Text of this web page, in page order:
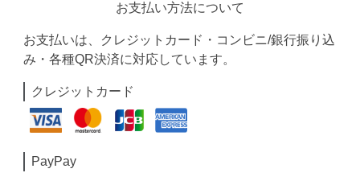
お支払い方法について
お支払いは、クレジットカード・コンビニ/銀行振り込
み・各種QR決済に対応しています。
クレジットカード
PayPay